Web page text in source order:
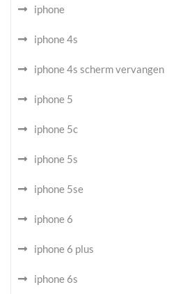
iphone
iphone 4s
iphone 4s scherm vervangen
iphone 5
iphone 5c
iphone 5s
iphone 5se
iphone 6
iphone 6 plus
iphone 6s